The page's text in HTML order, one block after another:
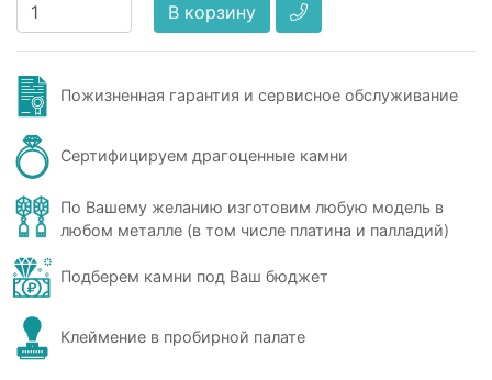
В корзину
Пожизненная гарантия и сервисное обслуживание
Сертифицируем драгоценные камни
По Вашему желанию изготовим любую модель в
любом металле (в том числе платина и палладий)
Подберем камни под Ваш бюджет
Клеймение в пробирной палате